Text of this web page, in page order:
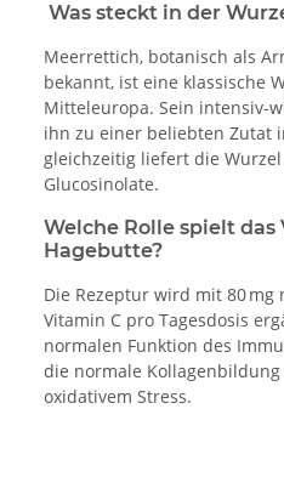
Was steckt in der
Meerrettich, botanisch als
bekannt, ist eine klassische
Mitteleuropa. Sein intensiv-
ihn zu einer beliebten Zutat
gleichzeitig liefert die
Glucosinolate.
Welche Rolle spielt
Hagebutte?
Die Rezeptur wird mit 80
Vitamin C pro Tagesdosis
normalen Funktion des
die normale
oxidativem Stress.